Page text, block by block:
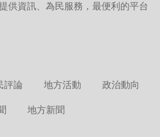
供資訊、為民服務，最便利的平台
評論 地方活動 政治動向
地方新聞